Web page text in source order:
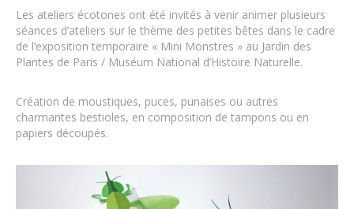
Les ateliers écotones ont été invités à venir animer plusieurs
séances d’ateliers sur le thème des petites bêtes dans le cadre
de l’exposition temporaire « Mini Monstres » au Jardin des
Plantes de Paris / Muséum National d’Histoire Naturelle.
Création de moustiques, puces, punaises ou autres
charmantes bestioles, en composition de tampons ou en
papiers découpés.